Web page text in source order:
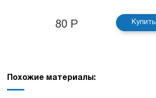
80 Р Купить
Похожие материалы: